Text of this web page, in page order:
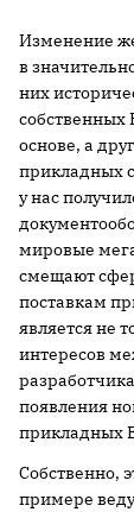
Изменение
в
них
собственных
основе, а
прикладных
у нас
мировые
смещают
поставкам
является не
интересов
появления
прикладных
Собственно,
примере